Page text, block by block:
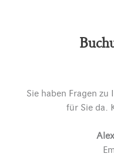
Sie haben Fragen
für Sie da.